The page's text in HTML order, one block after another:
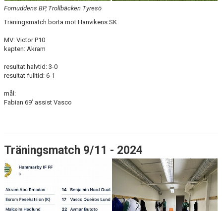
Fornuddens BP, Trollbäcken Tyresö
Träningsmatch borta mot Hanvikens SK
MV: Victor P10
kapten: Akram
resultat halvtid: 3-0
resultat fulltid: 6-1
mål:
Fabian 69’ assist Vasco
Träningsmatch 9/11 - 2024